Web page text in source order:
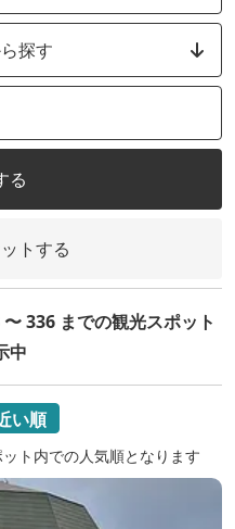
探す
る
トする
336 までの観光スポット
中
い順
ト内での人気順となります